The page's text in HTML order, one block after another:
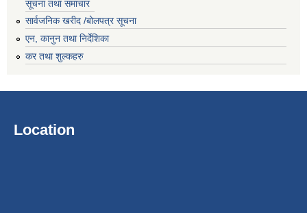
सूचना तथा समाचार
सार्वजनिक खरीद /बोलपत्र सूचना
एन, कानुन तथा निर्देशिका
कर तथा शुल्कहरु
Location